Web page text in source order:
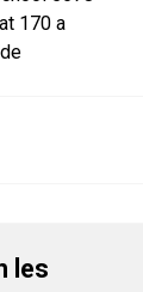
170 a
les